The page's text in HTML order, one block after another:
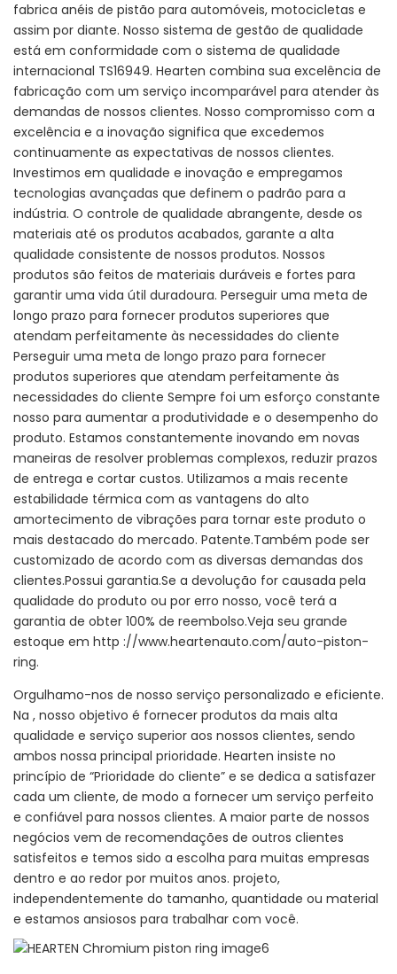
fabrica anéis de pistão para automóveis, motocicletas e
assim por diante. Nosso sistema de gestão de qualidade
está em conformidade com o sistema de qualidade
internacional TS16949. Hearten combina sua excelência de
fabricação com um serviço incomparável para atender às
demandas de nossos clientes. Nosso compromisso com a
excelência e a inovação significa que excedemos
continuamente as expectativas de nossos clientes.
Investimos em qualidade e inovação e empregamos
tecnologias avançadas que definem o padrão para a
indústria. O controle de qualidade abrangente, desde os
materiais até os produtos acabados, garante a alta
qualidade consistente de nossos produtos. Nossos
produtos são feitos de materiais duráveis ​​e fortes para
garantir uma vida útil duradoura. Perseguir uma meta de
longo prazo para fornecer produtos superiores que
atendam perfeitamente às necessidades do cliente
Perseguir uma meta de longo prazo para fornecer
produtos superiores que atendam perfeitamente às
necessidades do cliente Sempre foi um esforço constante
nosso para aumentar a produtividade e o desempenho do
produto. Estamos constantemente inovando em novas
maneiras de resolver problemas complexos, reduzir prazos
de entrega e cortar custos. Utilizamos a mais recente
estabilidade térmica com as vantagens do alto
amortecimento de vibrações para tornar este produto o
mais destacado do mercado. Patente.Também pode ser
customizado de acordo com as diversas demandas dos
clientes.Possui garantia.Se a devolução for causada pela
qualidade do produto ou por erro nosso, você terá a
garantia de obter 100% de reembolso.Veja seu grande
estoque em http ://www.heartenauto.com/auto-piston-
ring.
Orgulhamo-nos de nosso serviço personalizado e eficiente.
Na , nosso objetivo é fornecer produtos da mais alta
qualidade e serviço superior aos nossos clientes, sendo
ambos nossa principal prioridade. Hearten insiste no
princípio de “Prioridade do cliente” e se dedica a satisfazer
cada um cliente, de modo a fornecer um serviço perfeito
e confiável para nossos clientes. A maior parte de nossos
negócios vem de recomendações de outros clientes
satisfeitos e temos sido a escolha para muitas empresas
dentro e ao redor por muitos anos. projeto,
independentemente do tamanho, quantidade ou material
e estamos ansiosos para trabalhar com você.